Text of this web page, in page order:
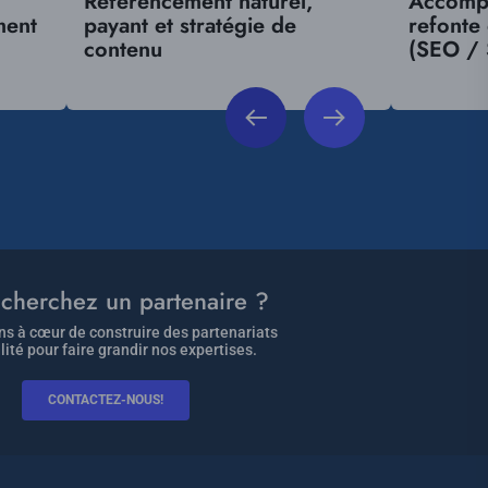
payant et stratégie de
contenu
refonte
(SEO /
un partenaire ?
à cœur de construire des partenariats
pour faire grandir nos expertises.
CONTACTEZ-NOUS!